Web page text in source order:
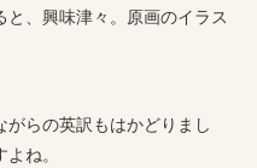
と、興味津々。原画のイラス
らの英訳もはかどりまし
ね。